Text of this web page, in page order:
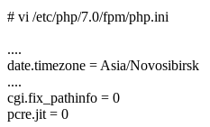
# vi /etc/php/7.0/fpm/php.ini
....
date.timezone = Asia/Novosibirsk
....
cgi.fix_pathinfo = 0
pcre.jit = 0